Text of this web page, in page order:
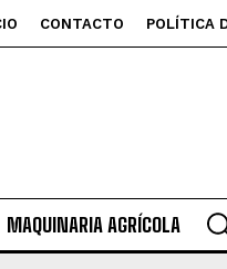
CONTACTO POLÍTICA
MAQUINARIA AGRÍCOLA